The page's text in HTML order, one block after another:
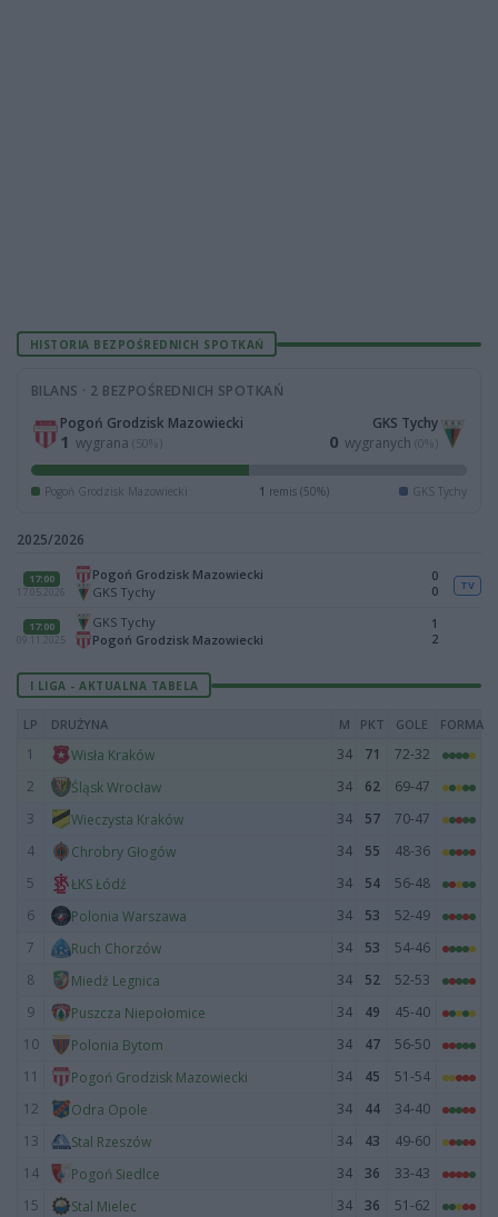
HISTORIA BEZPOŚREDNICH SPOTKAŃ
BILANS · 2 BEZPOŚREDNICH SPOTKAŃ
Pogoń Grodzisk Mazowiecki
1 wygrana (50%)
GKS Tychy
0 wygranych (0%)
Pogoń Grodzisk Mazowiecki 1 remis (50%) GKS Tychy
2025/2026
17:00
17.05.2026
Pogoń Grodzisk Mazowiecki
GKS Tychy
0
0
TV
17:00
09.11.2025
GKS Tychy
Pogoń Grodzisk Mazowiecki
1
2
I LIGA - AKTUALNA TABELA
LP DRUŻYNA M PKT GOLE FORMA
1 Wisła Kraków 34 71
72-32
2
Śląsk Wrocław 34 62
69-47
3
Wieczysta Kraków 34 57
70-47
4
Chrobry Głogów 34 55
48-36
5
ŁKS Łódź 34 54
56-48
6
Polonia Warszawa 34 53
52-49
7
Ruch Chorzów 34 53
54-46
8
Miedź Legnica 34 52
52-53
9
Puszcza Niepołomice 34 49
45-40
10
Polonia Bytom 34 47
56-50
11
Pogoń Grodzisk Mazowiecki 34 45
51-54
12
Odra Opole 34 44
34-40
13
Stal Rzeszów 34 43
49-60
14
Pogoń Siedlce 34 36
33-43
15
Stal Mielec 34 36
51-62